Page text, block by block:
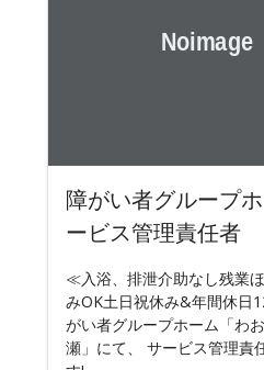
障がい者グループ
ービス管理責任者
≪入浴、排泄介助なし残業
みOK土日祝休み&年間休日
がい者グループホーム「わ
瀬」にて、 サービス管理責